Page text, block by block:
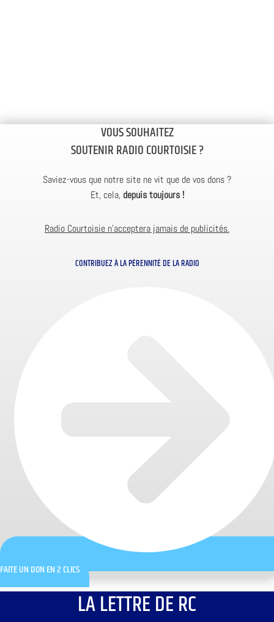
VOUS SOUHAITEZ
SOUTENIR RADIO COURTOISIE ?
Saviez-vous que notre site ne vit que de vos dons ?
Et, cela, depuis toujours !
Radio Courtoisie n’acceptera jamais de publicités.
CONTRIBUEZ À LA PÉRENNITÉ DE LA RADIO
FAITE UN DON EN 2 CLICS
LA LETTRE DE RC